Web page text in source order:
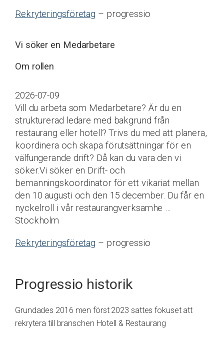
Rekryteringsföretag – progressio
Vi söker en Medarbetare
Om rollen
2026-07-09
Vill du arbeta som Medarbetare? Är du en
strukturerad ledare med bakgrund från
restaurang eller hotell? Trivs du med att planera,
koordinera och skapa förutsättningar för en
välfungerande drift? Då kan du vara den vi
söker.Vi söker en Drift- och
bemanningskoordinator för ett vikariat mellan
den 10 augusti och den 15 december. Du får en
nyckelroll i vår restaurangverksamhe …
Stockholm
Rekryteringsföretag – progressio
Progressio historik
Grundades 2016 men först 2023 sattes fokuset att
rekrytera till branschen Hotell & Restaurang